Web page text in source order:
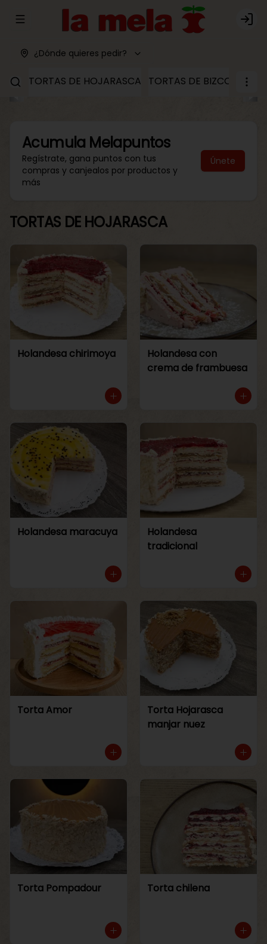
Abrir menu de navegación Login
¿Dónde quieres pedir?
TORTAS DE HOJARASCA TORTAS DE BIZCOCHO
Acumula Melapuntos
Regístrate, gana puntos con tus
compras y canjealos por productos y
más
Únete
TORTAS DE HOJARASCA
Holandesa chirimoya
Holandesa con
crema de frambuesa
Holandesa maracuya
Holandesa
tradicional
Torta Amor
Torta Hojarasca
manjar nuez
Torta Pompadour Torta chilena